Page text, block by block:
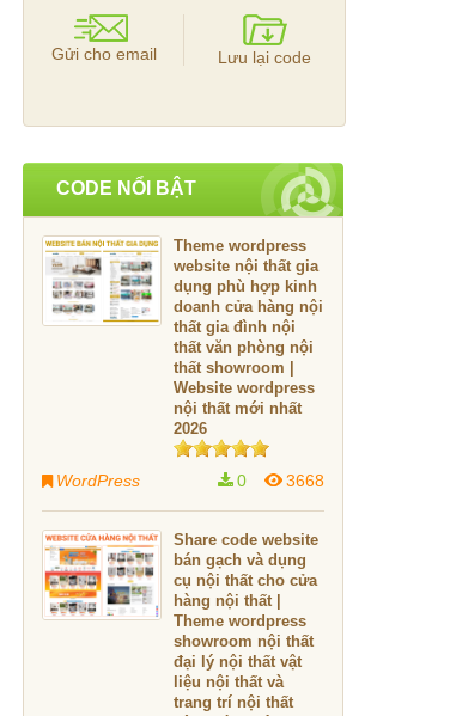
Gửi cho email Lưu lại code
CODE NỔI BẬT
Theme wordpress
website nội thất gia
dụng phù hợp kinh
doanh cửa hàng nội
thất gia đình nội
thất văn phòng nội
thất showroom |
Website wordpress
nội thất mới nhất
2026
WordPress 3668
0
Share code website
bán gạch và dụng
cụ nội thất cho cửa
hàng nội thất |
Theme wordpress
showroom nội thất
đại lý nội thất vật
liệu nội thất và
trang trí nội thất